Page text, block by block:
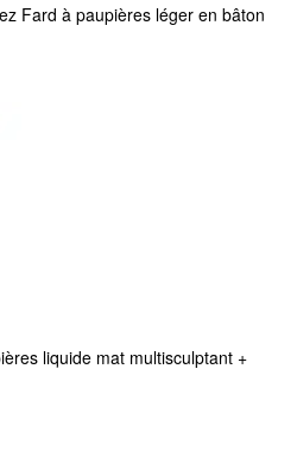
Fard à paupières léger en bâton
liquide mat multisculptant +